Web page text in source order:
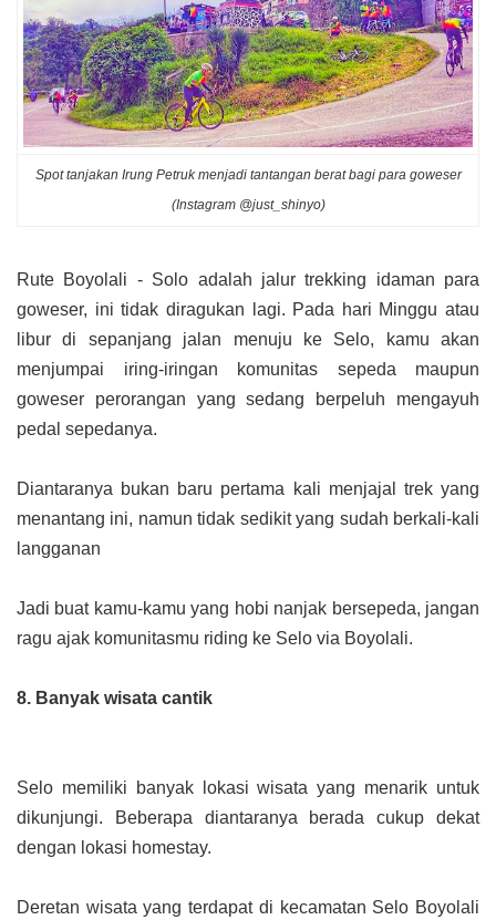
Spot tanjakan Irung Petruk menjadi tantangan berat bagi para goweser
(Instagram @just_shinyo)
Rute Boyolali - Solo adalah jalur trekking idaman para
goweser, ini tidak diragukan lagi. Pada hari Minggu atau
libur di sepanjang jalan menuju ke Selo, kamu akan
menjumpai iring-iringan komunitas sepeda maupun
goweser perorangan yang sedang berpeluh mengayuh
pedal sepedanya.
Diantaranya bukan baru pertama kali menjajal trek yang
menantang ini, namun tidak sedikit yang sudah berkali-kali
langganan
Jadi buat kamu-kamu yang hobi nanjak bersepeda, jangan
ragu ajak komunitasmu riding ke Selo via Boyolali.
8. Banyak wisata cantik
Selo memiliki banyak lokasi wisata yang menarik untuk
dikunjungi. Beberapa diantaranya berada cukup dekat
dengan lokasi homestay.
Deretan wisata yang terdapat di kecamatan Selo Boyolali